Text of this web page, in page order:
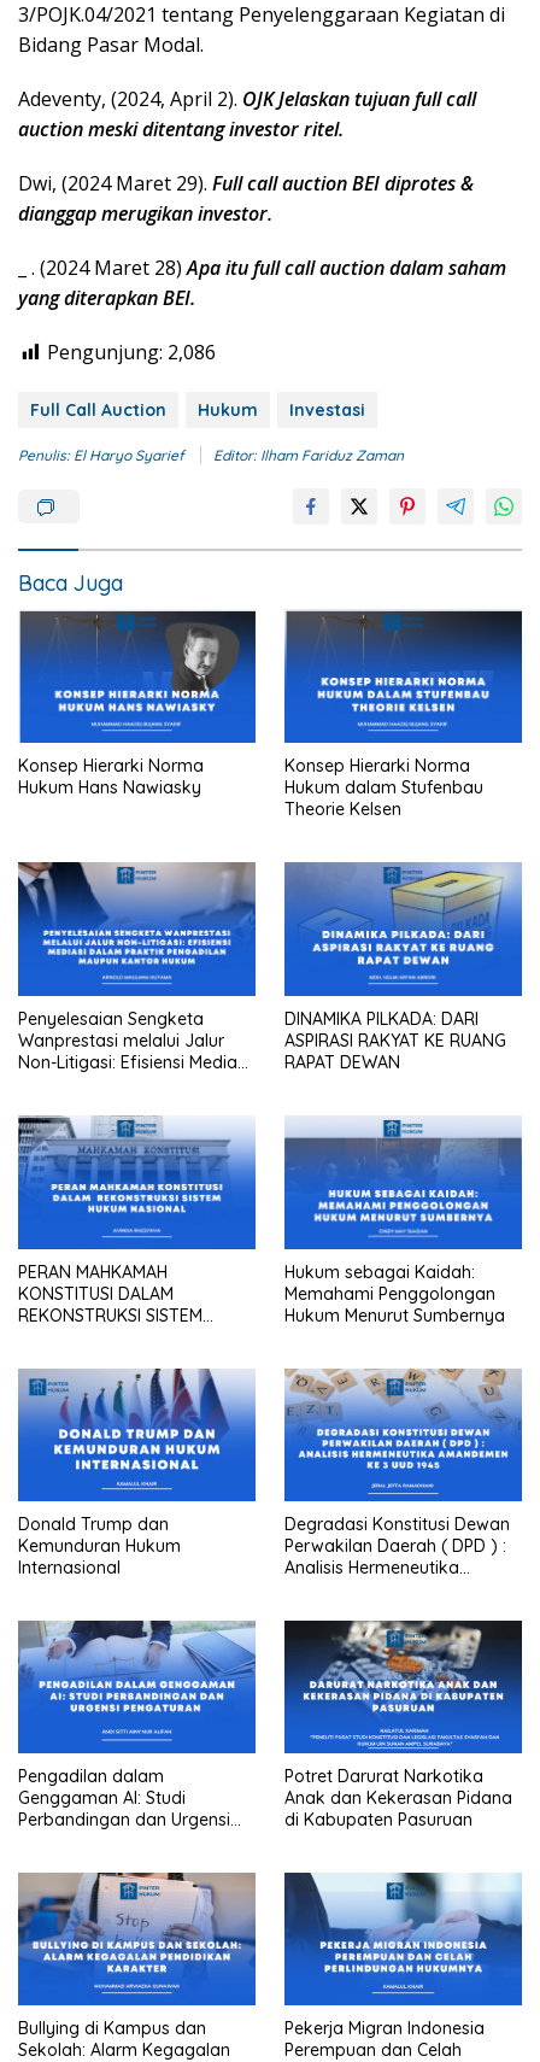
3/POJK.04/2021 tentang Penyelenggaraan Kegiatan di
Bidang Pasar Modal.
Adeventy, (2024, April 2). OJK Jelaskan tujuan full call
auction meski ditentang investor ritel.
Dwi, (2024 Maret 29). Full call auction BEI diprotes &
dianggap merugikan investor.
_ . (2024 Maret 28)Apa itu full call auction dalam saham
yang diterapkanBEI.
Pengunjung: 2,086
Full Call Auction Hukum Investasi
Penulis: El Haryo Syarief Editor: Ilham Fariduz Zaman
Baca Juga
Konsep Hierarki Norma
Hukum Hans Nawiasky
Konsep Hierarki Norma
Hukum dalam Stufenbau
Theorie Kelsen
Penyelesaian Sengketa
Wanprestasi melalui Jalur
Non-Litigasi: Efisiensi Mediasi
DINAMIKA PILKADA: DARI
ASPIRASI RAKYAT KE RUANG
RAPAT DEWAN
PERAN MAHKAMAH
KONSTITUSI DALAM
REKONSTRUKSI SISTEM
Hukum sebagai Kaidah:
Memahami Penggolongan
Hukum Menurut Sumbernya
Donald Trump dan
Kemunduran Hukum
Internasional
Degradasi Konstitusi Dewan
Perwakilan Daerah ( DPD ) :
Analisis Hermeneutika
Pengadilan dalam
Genggaman AI: Studi
Perbandingan dan Urgensi
Potret Darurat Narkotika
Anak dan Kekerasan Pidana
di Kabupaten Pasuruan
Bullying di Kampus dan
Sekolah: Alarm Kegagalan
Pekerja Migran Indonesia
Perempuan dan Celah